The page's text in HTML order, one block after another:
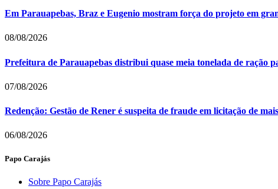
Em Parauapebas, Braz e Eugenio mostram força do projeto em
08/08/2026
Prefeitura de Parauapebas distribui quase meia tonelada de ração
07/08/2026
Redenção: Gestão de Rener é suspeita de fraude em licitação de
06/08/2026
Papo Carajás
Sobre Papo Carajás